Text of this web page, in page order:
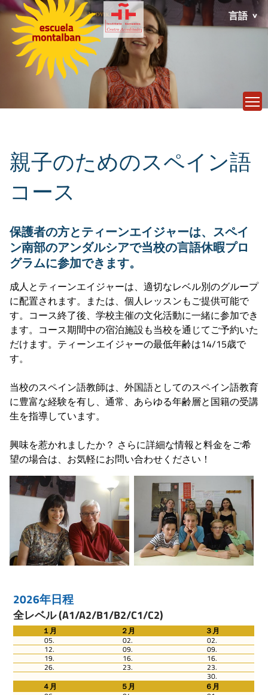
言語
親子のためのスペイン語
コース
保護者の方とティーンエイジャーは、スペイ
ン南部のアンダルシアで当校の言語休暇プロ
グラムに参加できます。
成人とティーンエイジャーは、適切なレベル別のグループ
に配置されます。または、個人レッスンもご提供可能で
す。コース終了後、学校主催の文化活動に一緒に参加でき
ます。コース期間中の宿泊施設も当校を通じてご予約いた
だけます。ティーンエイジャーの最低年齢は14/15歳で
す。
当校のスペイン語教師は、外国語としてのスペイン語教育
に豊富な経験を有し、通常、あらゆる年齢層と国籍の受講
生を指導しています。
興味を惹かれましたか？ さらに詳細な情報と料金をご希
望の場合は、お気軽にお問い合わせください！
2026年日程
全レベル (A1/A2/B1/B2/C1/C2)
１月 ２月
３月
05.
02. 02.
12. 09. 09.
19. 16. 16.
26. 23. 23.
30.
４月
５月
６月